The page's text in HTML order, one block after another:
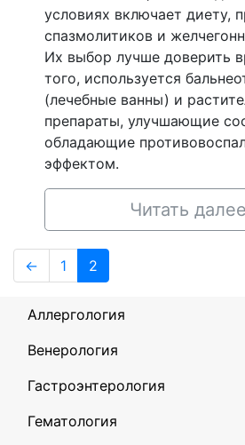
условиях включает диету,
спазмолитиков и
Их выбор лучше доверить
того, используется
(лечебные ванны) и
препараты, улучшающие
обладающие
эффектом.
Читать далее
Навигация
по
записям
← Page
1 Page
2
Аллергология
Венерология
Гастроэнтерология
Гематология